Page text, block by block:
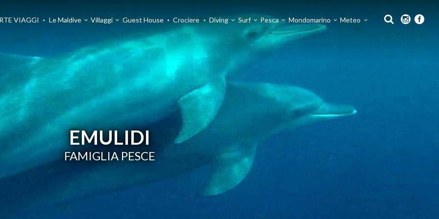
VIAGGI Le Maldive Villaggi Guest House Crociere Diving Surf Pesca Mondomarino Meteo
EMULIDI
FAMIGLIA PESCE